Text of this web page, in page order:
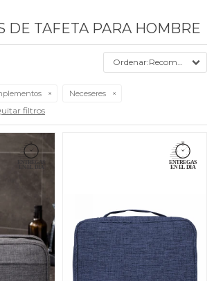
DE TAFETA PARA HOMBRE
Recomendados
Neceseres
filtros